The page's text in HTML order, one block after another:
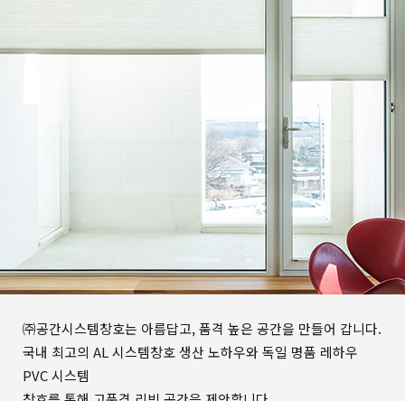
㈜공간시스템창호는 아름답고, 품격 높은 공간을 만들어 갑니다.
국내 최고의 AL 시스템창호 생산 노하우와 독일 명품 레하우
PVC 시스템